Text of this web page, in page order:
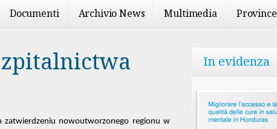
Documenti Archivio News Multimedia Province
zatwierdzeniu nowoutworzonego regionu w
In evidenza